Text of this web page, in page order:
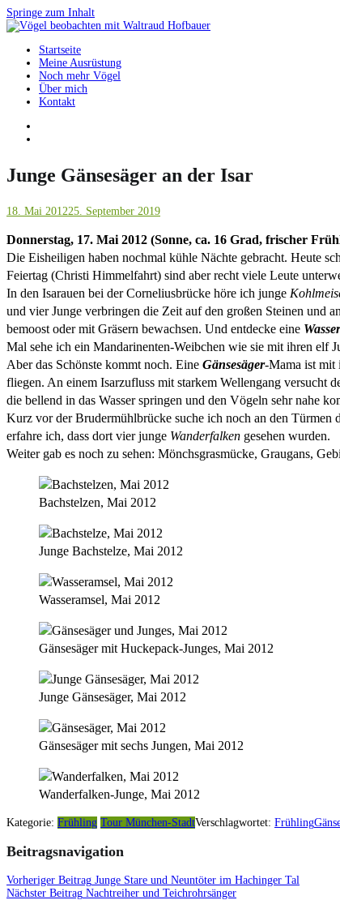
Springe zum Inhalt
Vögel beobachten mit Waltraud Hofbauer
Startseite
Meine Ausrüstung
Noch mehr Vögel
Über mich
Kontakt
Junge Gänsesäger an der Isar
18. Mai 201225. September 2019
Donnerstag, 17. Mai 2012 (Sonne, ca. 16 Grad, frischer
Die Eisheiligen haben nochmal kühle Nächte gebracht. Heute
Feiertag (Christi Himmelfahrt) sind aber recht viele Leute
In den Isarauen bei der Corneliusbrücke höre ich junge
und vier Junge verbringen die Zeit auf den großen Steinen und
bemoost oder mit Gräsern bewachsen. Und entdecke eine
Mal sehe ich ein Mandarinenten-Weibchen wie sie mit ihren elf
Aber das Schönste kommt noch. Eine Gänsesäger-Mama ist mit
fliegen. An einem Isarzufluss mit starkem Wellengang versucht
die bellend in das Wasser springen und den Vögeln sehr nahe
Kurz vor der Brudermühlbrücke suche ich noch an den Türmen
erfahre ich, dass dort vier junge Wanderfalken gesehen wurden.
Weiter gab es noch zu sehen: Mönchsgrasmücke, Graugans,
Bachstelzen, Mai 2012
Junge Bachstelze, Mai 2012
Wasseramsel, Mai 2012
Gänsesäger mit Huckepack-Junges, Mai 2012
Junge Gänsesäger, Mai 2012
Gänsesäger mit sechs Jungen, Mai 2012
Wanderfalken-Junge, Mai 2012
Kategorie: Frühling Tour München-StadtVerschlagwortet: Frühling
Beitragsnavigation
Vorheriger Beitrag Junge Stare und Neuntöter im Hachinger Tal
Nächster Beitrag Nachtreiher und Teichrohrsänger